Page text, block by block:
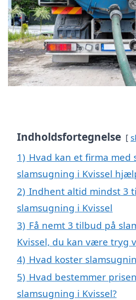
Indholdsfortegnelse
1) Hvad kan et firma med
slamsugning i Kvissel
2) Indhent altid mindst 3
slamsugning i Kvissel
3) Få nemt 3 tilbud på
Kvissel, du kan være tryg
4) Hvad koster
5) Hvad bestemmer
slamsugning i Kvissel?